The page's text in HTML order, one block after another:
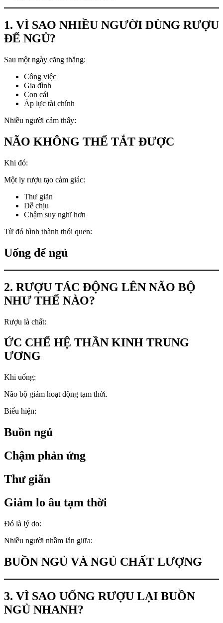
1. VÌ SAO NHIỀU NGƯỜI DÙNG RƯỢU
ĐỂ NGỦ?
Sau một ngày căng thẳng:
Công việc
Gia đình
Con cái
Áp lực tài chính
Nhiều người cảm thấy:
NÃO KHÔNG THỂ TẮT ĐƯỢC
Khi đó:
Một ly rượu tạo cảm giác:
Thư giãn
Dễ chịu
Chậm suy nghĩ hơn
Từ đó hình thành thói quen:
Uống để ngủ
2. RƯỢU TÁC ĐỘNG LÊN NÃO BỘ
NHƯ THẾ NÀO?
Rượu là chất:
ỨC CHẾ HỆ THẦN KINH TRUNG
ƯƠNG
Khi uống:
Não bộ giảm hoạt động tạm thời.
Biểu hiện:
Buồn ngủ
Chậm phản ứng
Thư giãn
Giảm lo âu tạm thời
Đó là lý do:
Nhiều người nhầm lẫn giữa:
BUỒN NGỦ VÀ NGỦ CHẤT LƯỢNG
3. VÌ SAO UỐNG RƯỢU LẠI BUỒN
NGỦ NHANH?